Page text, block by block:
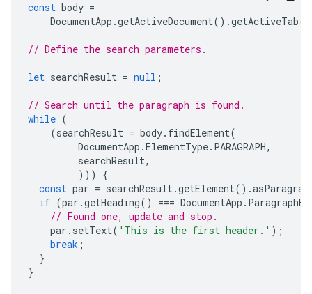
const body =
DocumentApp .getActiveDocument().getActiveTab
// Define the search parameters.
let searchResult = null ;
// Search until the paragraph is found.
while (
(searchResult = body. findElement(
DocumentApp .ElementType. PARAGRAPH,
searchResult,
)))
{
const par = searchResult.getElement().
if (par .getHeading() === DocumentApp .
// Found one, update and stop.
par . setText( 'This is the first header.' );
break ;
}
}